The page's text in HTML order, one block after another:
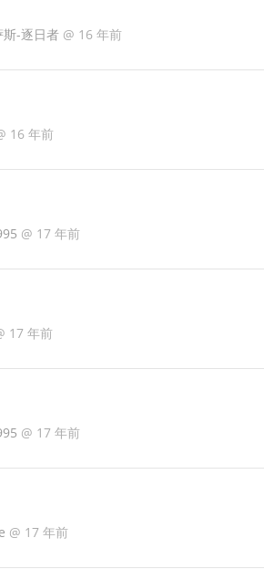
斯-逐日者 @ 16 年前
16 年前
@ 17 年前
17 年前
@ 17 年前
@ 17 年前